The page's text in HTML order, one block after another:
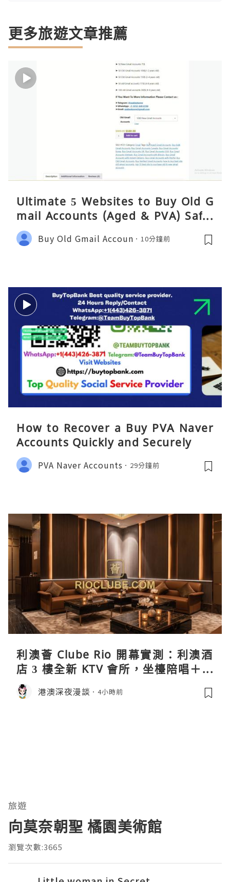
更多旅遊文章推薦
Ultimate 5 Websites to Buy Old G
mail Accounts (Aged & PVA) Safel
y 2026
Buy Old Gmail Accoun 10分鐘前
How to Recover a Buy PVA Naver
Accounts Quickly and Securely
PVA Naver Accounts 29分鐘前
利澳薈 Clube Rio 開幕實測：利澳酒
店 3 樓全新 KTV 會所，坐檯陪唱＋水
療套票一次過睇
港澳深夜漫談 4小時前
旅遊
向莫奈朝聖 橘園美術館
瀏覽次數:3665